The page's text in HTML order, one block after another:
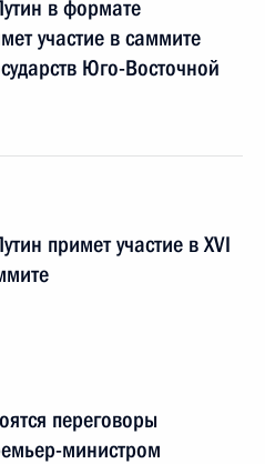
в формате
участие в саммите
Юго-Восточной
примет участие в XVI
переговоры
министром